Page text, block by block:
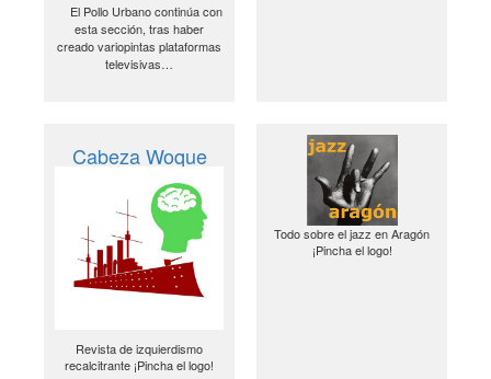
El Pollo Urbano continúa con
esta sección, tras haber
creado variopintas plataformas
televisivas…
Cabeza Woque
Revista de izquierdismo
recalcitrante ¡Pincha el logo!
Todo sobre el jazz en Aragón
¡Pincha el logo!